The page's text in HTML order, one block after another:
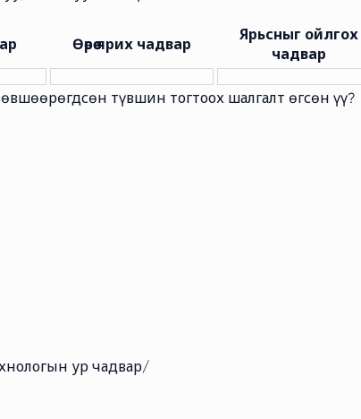
Өөрөө ярих чадвар
Ярьсныг ойлгох
чадвар
түвшин тогтоох шалгалт өгсөн үү?
ур чадвар/